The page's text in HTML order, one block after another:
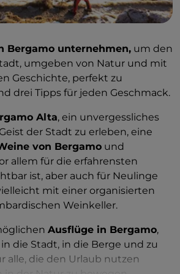
Bergamo unternehmen, um den
umgeben von Natur und mit
Geschichte, perfekt zu
drei Tipps für jeden Geschmack.
Alta, ein unvergessliches
der Stadt zu erleben, eine
von Bergamo und
allem für die erfahrensten
ist, aber auch für Neulinge
mit einer organisierten
Weinkeller.
Ausflüge in Bergamo,
die Stadt, in die Berge und zu
alle, die den Urlaub nutzen